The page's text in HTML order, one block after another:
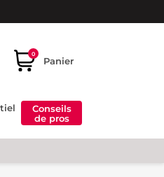
0
Panier
Conseils
de pros